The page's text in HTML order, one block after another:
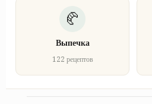
Выпечка
122 рецептов